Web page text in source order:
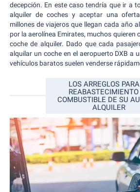
decepción. En este caso tendría que ir a
alquiler de coches y aceptar una
millones de viajeros que llegan cada año
por la aerolínea Emirates, muchos quieren
coche de alquiler. Dado que cada
alquilar un coche en el aeropuerto DXB a
vehículos baratos suelen venderse
LOS ARREGLOS
REABASTECIMIENTO
COMBUSTIBLE DE SU
ALQUILER